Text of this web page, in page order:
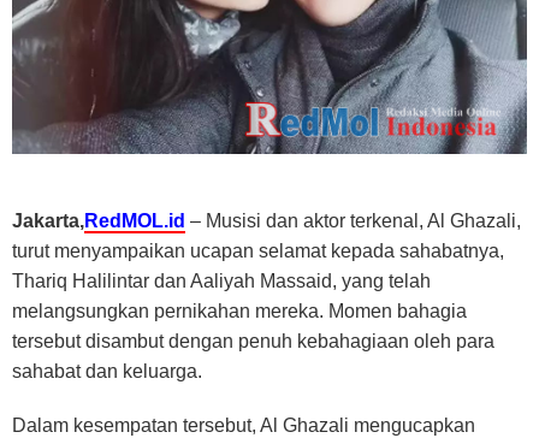
Jakarta,RedMOL.id – Musisi dan aktor terkenal, Al Ghazali,
turut menyampaikan ucapan selamat kepada sahabatnya,
Thariq Halilintar dan Aaliyah Massaid, yang telah
melangsungkan pernikahan mereka. Momen bahagia
tersebut disambut dengan penuh kebahagiaan oleh para
sahabat dan keluarga.
Dalam kesempatan tersebut, Al Ghazali mengucapkan